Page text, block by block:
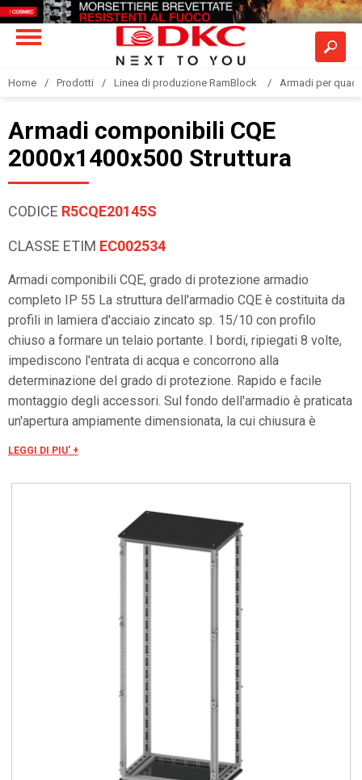
Home Prodotti Linea di produzione RamBlock Armadi per
Armadi componibili CQE
2000x1400x500 Struttura
CODICE R5CQE20145S
CLASSE ETIM EC002534
Armadi componibili CQE, grado di protezione armadio
completo IP 55 La struttura dell'armadio CQE è costituita da
profili in lamiera d'acciaio zincato sp. 15/10 con profilo
chiuso a formare un telaio portante. I bordi, ripiegati 8 volte,
impediscono l'entrata di acqua e concorrono alla
determinazione del grado di protezione. Rapido e facile
montaggio degli accessori. Sul fondo dell'armadio è praticata
un'apertura ampiamente dimensionata, la cui chiusura è
un telaio forato con passo 25 mm facilmente asportabile.
ancoraggio per ogni tipo di applicazione.
LEGGI DI PIU' +